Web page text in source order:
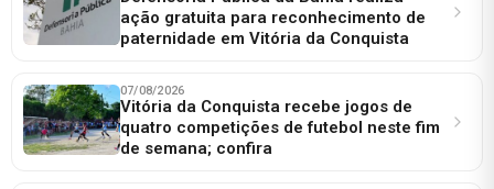
ação gratuita para reconhecimento de
paternidade em Vitória da Conquista
07/08/2026
Vitória da Conquista recebe jogos de
quatro competições de futebol neste fim
de semana; confira